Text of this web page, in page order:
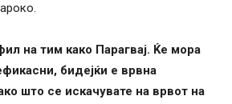
на тим како Парагвај. Ќе мора
бидејќи е врвна
што се искачувате на врвот на